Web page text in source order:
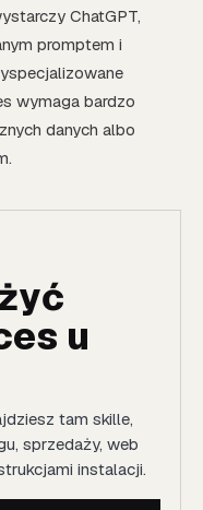
ChatGPT,
promptem i
wymaga bardzo
danych albo
u
tam skille,
sprzedaży, web
instalacji.